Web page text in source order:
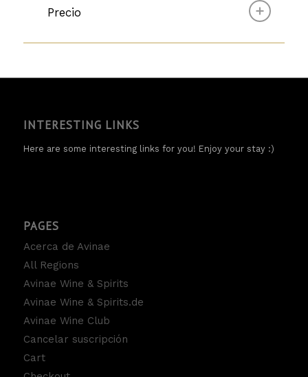
Precio
INTERESTING LINKS
Here are some interesting links for you! Enjoy your stay :)
PAGES
Acerca de Avinae
All Regions
Avinae Wine & Spirits
Avinae Wine & Spirits.de
Avinae Wine Club
Cancelar suscripción
Cart